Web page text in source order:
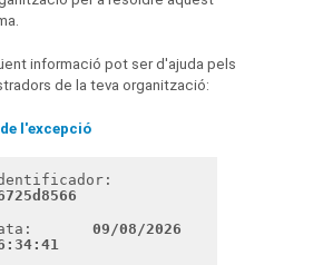
informació pot ser d'ajuda pels
de la teva organització:
l'excepció
09/08/2026